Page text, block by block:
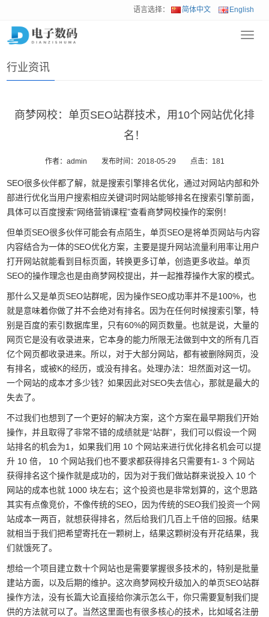
语言选择： 简体中文 English
首页>新闻动态
行业资讯
商梦网校：单页SEO站群技术，用10个网站优化排
名！
作者：admin 发布时间：2018-05-29 点击： 181
SEO很多伙伴都了解，就是搜索引擎排名优化，通过对网站内部和外
部进行优化当用户搜索相应关键词时网站能够排名在搜索引擎前面，
具体可以百度搜索“网络营销课程”查看商梦网校操作的案例！
但单页SEO很多伙伴可能会有点陌生，单页SEO是将单页网站与内容
内容结合为一体的SEO优化方案，主要是提升网站流量利用率让用户
打开网站就能看到目标页面，转换更多订单，创造更多收益。单页
SEO的操作理念也是由商梦网校提出，并一起推荐操作大家的模式。
那什么又是单页SEO站群呢，因为操作SEO成功率并不是100%，也
就是意味着你做了并不会绝对有排名。因为在任何时候搜索引擎，特
别是百度的索引数据库里，只有60%的网页数量。也就是说，大量的
网页它是没有收录进来，它本身的能力所限无法做到中文的所有几百
亿个网页都收录进来。所以，对于大部分网站，都有被删除网页，没
有排名，或被K的经历，或没有排名。处理办法：坦然面对这一切。
一个网站的成本才多少钱？如果因此对SEO失去信心，那就是最大的
失去了。
不过我们也想到了一个更好的解决方案，这个方案在最早期我们开始
操作，并且取得了非常不错的成绩就是“站群”，我们可以假设一个网
站排名的机会为1，如果我们用 10 个网站来进行优化排名机会可以提
升 10 倍， 10 个网站我们也不要求都获得排名只需要有1- 3 个网站
获得排名这个操作就是成功的，因为对于我们做站群来说投入 10 个
网站的成本也就 1000 块左右；这个投资也是非常划算的，这个思路
其实有点像竞价，不像传统的SEO，因为传统的SEO我们投资一个网
站成本一两百，就想获得排名，然后给我们几百上千倍的回报。结果
就相当于我们把希望寄托在一颗树上，结果这颗树没有开花结果，我
们就饿死了。
想给一个项目建立数十个网站也是需要掌握很多技术的，特别是批量
建站方面，以及后期的维护。这次商梦网校升级加入的单页SEO站群
操作方法，没有长篇大论直接给你演示怎么干，你只需要复制我们提
供的方法就可以了。当然这里面也有很多核心的技术，比如域名注册